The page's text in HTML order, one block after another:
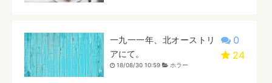
0
24
一九一一年、北オーストリ
アにて。
18/08/30 10:59 ホラー